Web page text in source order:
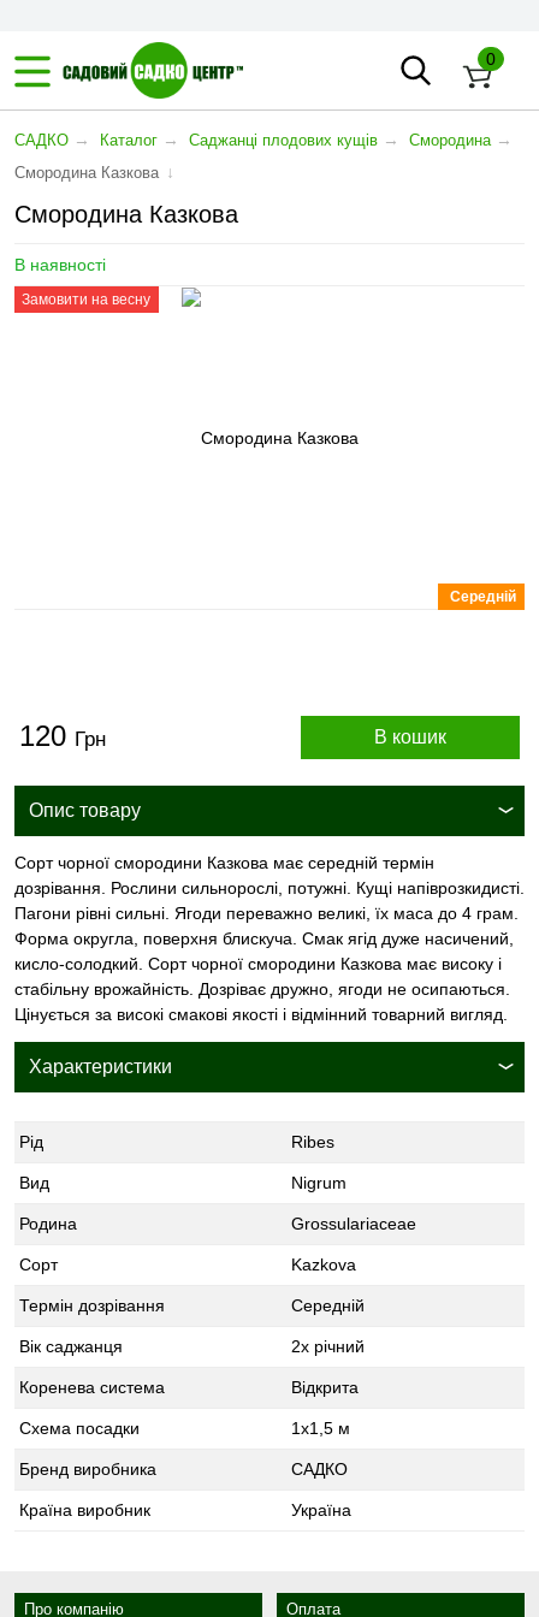
0
САДКО → Каталог → Саджанці плодових кущів → Смородина →
Смородина Казкова ↓
Смородина Казкова
В наявності
Замовити на весну
Середній
120 Грн В кошик
Опис товару
Сорт чорної смородини Казкова має середній термін
дозрівання. Рослини сильнорослі, потужні. Кущі напіврозкидисті.
Пагони рівні сильні. Ягоди переважно великі, їх маса до 4 грам.
Форма округла, поверхня блискуча. Смак ягід дуже насичений,
кисло-солодкий. Сорт чорної смородини Казкова має високу і
стабільну врожайність. Дозріває дружно, ягоди не осипаються.
Цінується за високі смакові якості і відмінний товарний вигляд.
Характеристики
Рід Ribes
Вид Nigrum
Родина Grossulariaceae
Сорт Kazkova
Термін дозрівання Середній
Вік саджанця 2х річний
Коренева система Відкрита
Схема посадки 1х1,5 м
Бренд виробника САДКО
Країна виробник Україна
Про компанію Оплата